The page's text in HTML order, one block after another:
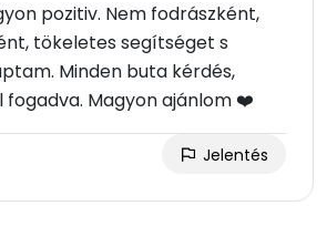
pozitiv. Nem fodrászként,
tökeletes segítséget s
Minden buta kérdés,
Magyon ajánlom ❤️
Jelentés